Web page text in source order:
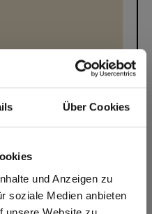
Über Cookies
und Anzeigen zu
soziale Medien anbieten